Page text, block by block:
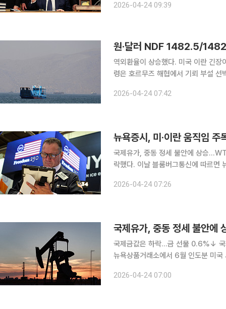
재로 열린 33년 만의 첫 회담 이후 9
2026-04-24 09:39
원·달러 NDF 1482.5/
역외환율이 상승했다. 미국 이란 긴
령은 호르무즈 해협에서 기뢰 부설
이 협상단에서 제외됐다는 소식도 전
2026-04-24 07:42
뉴욕증시, 미·이란 움직임
국제유가, 중동 정세 불안에 상승…WTI 3.11%↑ 뉴욕증시가 23일(현지시
락했다. 이날 블룸버그통신에 따르면 뉴욕증시에서 다우지수는 전장보다 179.71포인트(0.36%)
7108.40에, 기술주 중심의 나스닥지
2026-04-24 07:26
국제유가, 중동 정세 불안
국제금값은 하락…금 선물 0.6%↓ 국제유가가 23일(현지시간) 중동 정세 불안에 상승했다. 이날
뉴욕상품거래소에서 6월 인도분 미
2026-04-24 07:00